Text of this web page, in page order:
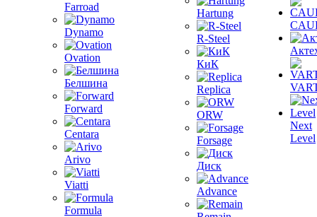
Farroad
Dynamo
Ovation
Белшина
Forward
Centara
Arivo
Viatti
Formula
Hartung
R-Steel
КиК
Replica
ORW
Forsage
Диск
Advance
Next
Level